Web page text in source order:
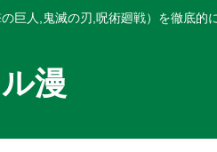
巨人,鬼滅の刃,呪術廻戦）を徹底的
ル漫